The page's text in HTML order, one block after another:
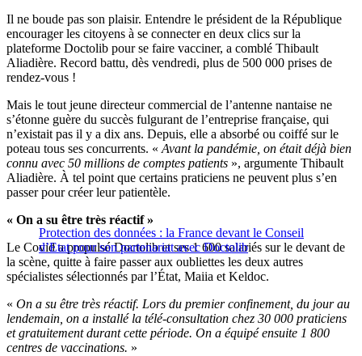
Il ne boude pas son plaisir. Entendre le président de la République
encourager les citoyens à se connecter en deux clics sur la
plateforme Doctolib pour se faire vacciner, a comblé Thibault
Aliadière. Record battu, dès vendredi, plus de 500 000 prises de
rendez-vous !
Mais le tout jeune directeur commercial de l’antenne nantaise ne
s’étonne guère du succès fulgurant de l’entreprise française, qui
n’existait pas il y a dix ans. Depuis, elle a absorbé ou coiffé sur le
poteau tous ses concurrents. « Avant la pandémie, on était déjà bien
connu avec 50 millions de comptes patients », argumente Thibault
Aliadière. À tel point que certains praticiens ne peuvent plus s’en
passer pour créer leur patientèle.
Protection des données : la France devant le Conseil
d’Etat pour son partenariat avec Doctolib
« On a su être très réactif »
Le Covid a propulsé Doctolib et ses 1 600 salariés sur le devant de
la scène, quitte à faire passer aux oubliettes les deux autres
spécialistes sélectionnés par l’État, Maiia et Keldoc.
« On a su être très réactif. Lors du premier confinement, du jour au
lendemain, on a installé la télé-consultation chez 30 000 praticiens
et gratuitement durant cette période. On a équipé ensuite 1 800
centres de vaccinations. »